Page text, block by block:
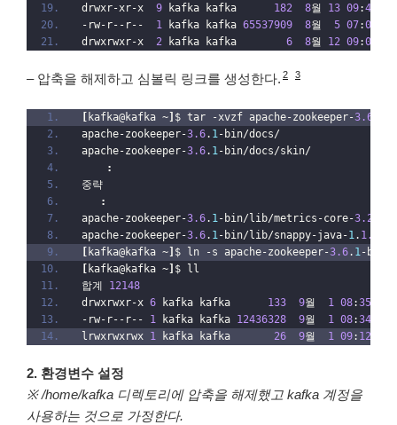
drwxr-xr-x 9 kafka kafka 182 8월 13 09:48
-rw-r--r-- 1 kafka kafka 65537909 8월 5 07:01
drwxrwxr-x 2 kafka kafka 6 8월 12 09:07
– 압축을 해제하고 심볼릭 링크를 생성한다. 2 3
kafka@kafka ~ $ tar -xvzf apache-zookeeper-3.6
apache-zookeeper-3.6. 1-bin/docs/
apache-zookeeper-3.6. 1-bin/docs/skin/
:
중략
:
apache-zookeeper-3.6. 1-bin/lib/metrics-core-3.2
apache-zookeeper-3.6. 1-bin/lib/snappy-java-1. 1.7
kafka@kafka ~ $ ln -s apache-zookeeper-3.6. 1-bin
kafka@kafka ~ $ ll
합계 12148
drwxrwxr-x 6 kafka kafka 133 9월 1 08:35
-rw-r--r-- 1 kafka kafka 12436328 9월 1 08:34
lrwxrwxrwx 1 kafka kafka 26 9월 1 09: 12
2. 환경변수 설정
※ /home/kafka 디렉토리에 압축을 해제했고 kafka 계정을
사용하는 것으로 가정한다.